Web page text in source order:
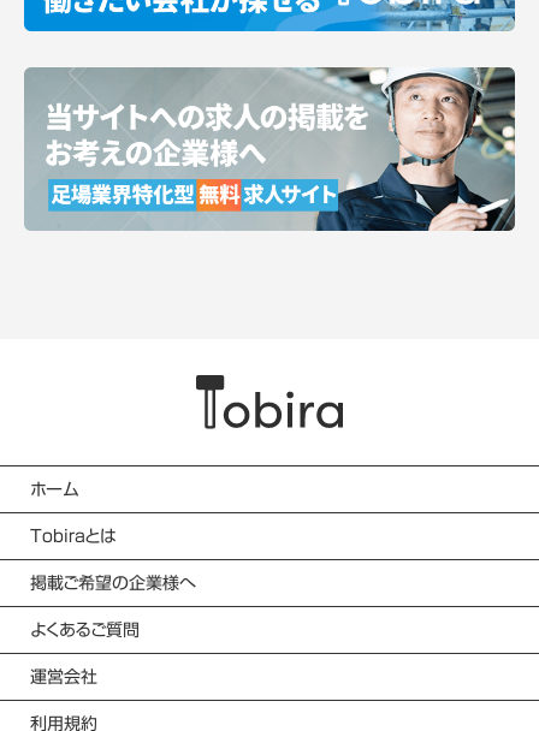
ホーム
Tobiraとは
掲載ご希望の企業様へ
よくあるご質問
運営会社
利用規約